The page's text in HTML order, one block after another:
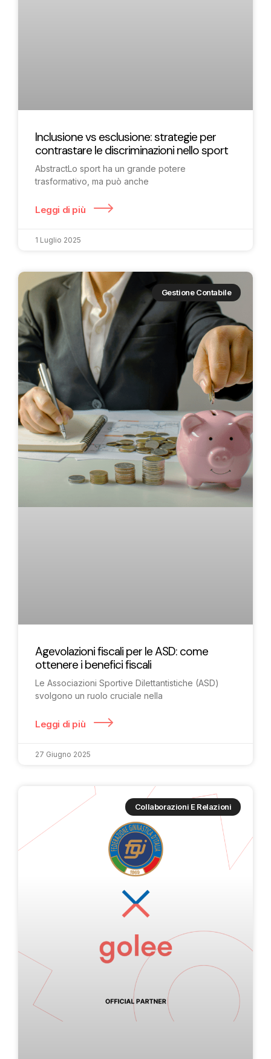
Inclusione vs esclusione: strategie per
contrastare le discriminazioni nello sport
AbstractLo sport ha un grande potere
trasformativo, ma può anche
Leggi di più
1 Luglio 2025
Gestione Contabile
Agevolazioni fiscali per le ASD: come
ottenere i benefici fiscali
Le Associazioni Sportive Dilettantistiche (ASD)
svolgono un ruolo cruciale nella
Leggi di più
27 Giugno 2025
Collaborazioni E Relazioni